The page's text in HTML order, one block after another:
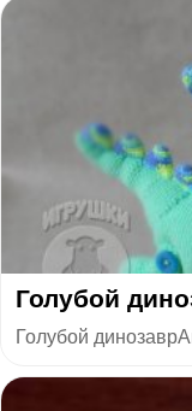
Голубой
Голубой